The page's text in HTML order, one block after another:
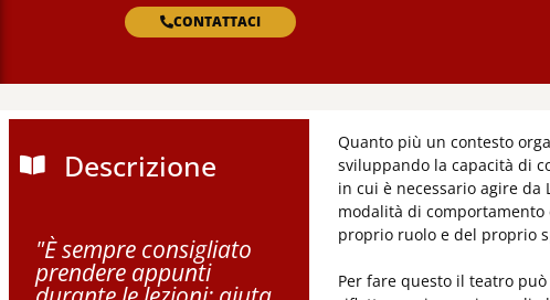
Creare impresa e diritto
legale
CONTATTACI
Descrizione
"È sempre consigliato
prendere appunti
Quanto più un contesto
sviluppando la capacità di
in cui è necessario agire da
modalità di
proprio ruolo e del proprio
Per fare questo il teatro